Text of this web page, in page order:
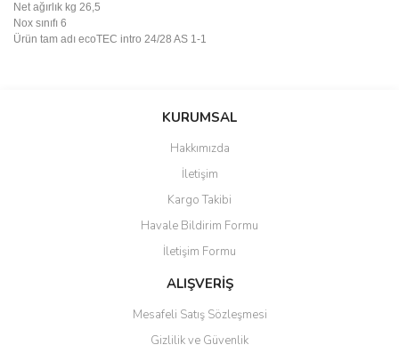
Net ağırlık kg 26,5
Nox sınıfı 6
Ürün tam adı ecoTEC intro 24/28 AS 1-1
Bu ürüne ilk yorumu siz yapın!
Yorum Yaz
Ürün resmi kalitesiz, bozuk veya görüntülenemiyor.
Ürün açıklamasında eksik bilgiler bulunuyor.
Ürün bilgilerinde hatalar bulunuyor.
Ürün fiyatı diğer sitelerden daha pahalı.
Bu ürüne benzer farklı alternatifler olmalı.
KURUMSAL
Hakkımızda
İletişim
Kargo Takibi
Havale Bildirim Formu
İletişim Formu
ALIŞVERİŞ
Mesafeli Satış Sözleşmesi
Gizlilik ve Güvenlik